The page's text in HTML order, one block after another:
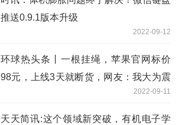
推送0.9.1版本升级
2022-09-12
环球热头条丨一根挂绳，苹果官网标价
98元，上线3天就断货，网友：我大为震
2022-09-11
天天简讯:这个领域新突破，有机电子学